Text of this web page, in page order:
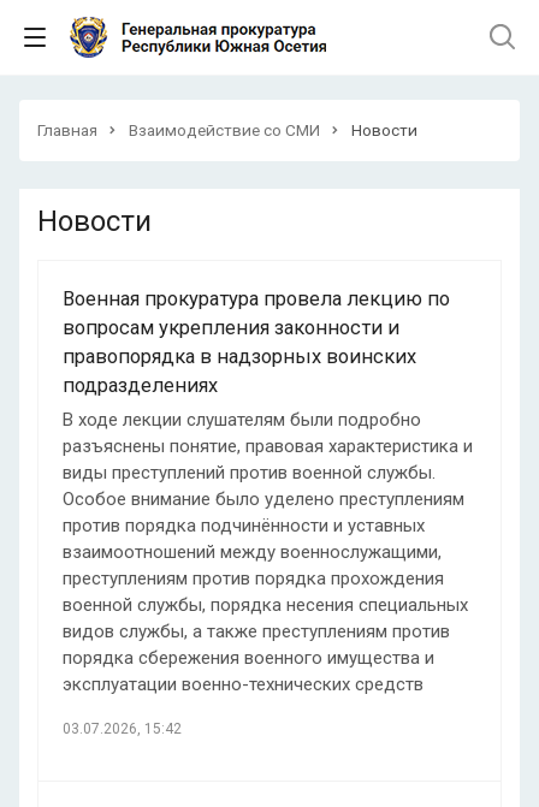
Главная Взаимодействие со СМИ Новости
Новости
Военная прокуратура провела лекцию по
вопросам укрепления законности и
правопорядка в надзорных воинских
подразделениях
В ходе лекции слушателям были подробно
разъяснены понятие, правовая характеристика и
виды преступлений против военной службы.
Особое внимание было уделено преступлениям
против порядка подчинённости и уставных
взаимоотношений между военнослужащими,
преступлениям против порядка прохождения
военной службы, порядка несения специальных
видов службы, а также преступлениям против
порядка сбережения военного имущества и
эксплуатации военно-технических средств
03.07.2026, 15:42